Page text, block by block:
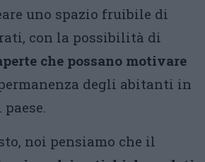
uno spazio fruibile di
con la possibilità di
che possano motivare
degli abitanti in
noi pensiamo che il